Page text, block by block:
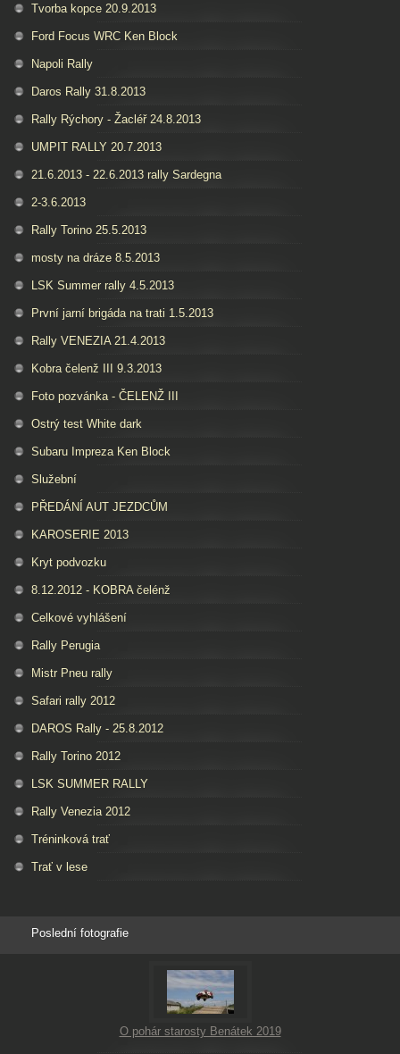
Tvorba kopce 20.9.2013
Ford Focus WRC Ken Block
Napoli Rally
Daros Rally 31.8.2013
Rally Rýchory - Žacléř 24.8.2013
UMPIT RALLY 20.7.2013
21.6.2013 - 22.6.2013 rally Sardegna
2-3.6.2013
Rally Torino 25.5.2013
mosty na dráze 8.5.2013
LSK Summer rally 4.5.2013
První jarní brigáda na trati 1.5.2013
Rally VENEZIA 21.4.2013
Kobra čelenž III 9.3.2013
Foto pozvánka - ČELENŽ III
Ostrý test White dark
Subaru Impreza Ken Block
Služební
PŘEDÁNÍ AUT JEZDCŮM
KAROSERIE 2013
Kryt podvozku
8.12.2012 - KOBRA čelénž
Celkové vyhlášení
Rally Perugia
Mistr Pneu rally
Safari rally 2012
DAROS Rally - 25.8.2012
Rally Torino 2012
LSK SUMMER RALLY
Rally Venezia 2012
Tréninková trať
Trať v lese
Poslední fotografie
O pohár starosty Benátek 2019